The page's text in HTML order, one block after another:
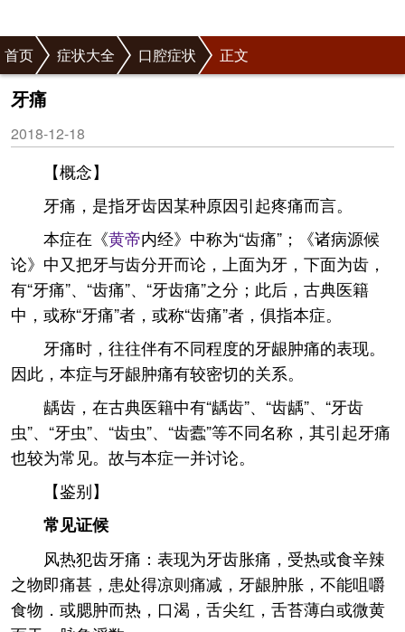
首页 症状大全 口腔症状 正文
牙痛
2018-12-18
【概念】
牙痛，是指牙齿因某种原因引起疼痛而言。
本症在《黄帝内经》中称为“齿痛”；《诸病源候
论》中又把牙与齿分开而论，上面为牙，下面为齿，
有“牙痛”、“齿痛”、“牙齿痛”之分；此后，古典医籍
中，或称“牙痛”者，或称“齿痛”者，俱指本症。
牙痛时，往往伴有不同程度的牙龈肿痛的表现。
因此，本症与牙龈肿痛有较密切的关系。
龋齿，在古典医籍中有“龋齿”、“齿龋”、“牙齿
虫”、“牙虫”、“齿虫”、“齿蠹”等不同名称，其引起牙痛
也较为常见。故与本症一并讨论。
【鉴别】
常见证候
风热犯齿牙痛：表现为牙齿胀痛，受热或食辛辣
之物即痛甚，患处得凉则痛减，牙龈肿胀，不能咀嚼
食物．或腮肿而热，口渴，舌尖红，舌苔薄白或微黄